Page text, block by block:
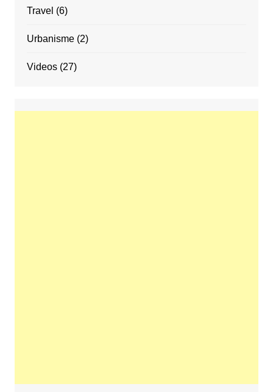
Travel (6)
Urbanisme(2)
Videos(27)